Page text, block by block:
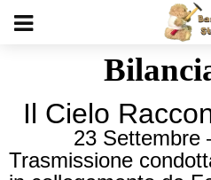
Il Cielo
23 Settembre
Trasmissione